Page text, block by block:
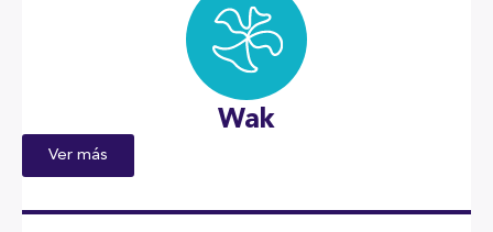
Wak
Ver más